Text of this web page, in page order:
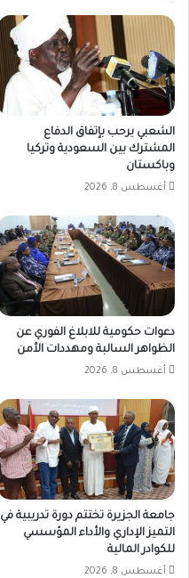
الشعبي يرحب بإتفاق الدفاع
المشترك بين السعودية وتركيا
وباكستان
أغسطس 8, 2026
دعوات حكومية للابلاغ الفوري عن
الظواهر السالبة ومهددات الأمن
أغسطس 8, 2026
جامعة الجزيرة تختتم دورة تدريبية في
التميز الإداري والأداء المؤسسي
للكوادر المالية
أغسطس 8, 2026